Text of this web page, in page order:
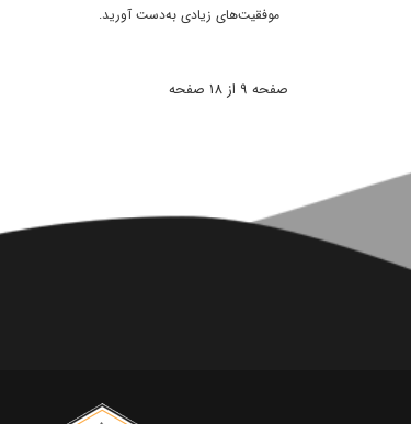
موفقیت‌های زیادی به‌دست آورید.
صفحه 9 از 18 صفحه